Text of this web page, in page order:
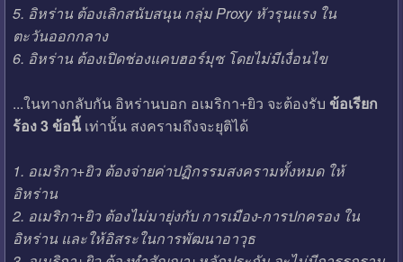
5. อิหร่าน ต้องเลิกสนับสนุน กลุ่ม Proxy หัวรุนแรง ใน
ตะวันออกกลาง
6. อิหร่าน ต้องเปิดช่องแคบฮอร์มุซ โดยไม่มีเงื่อนไข
...ในทางกลับกัน อิหร่านบอก อเมริกา+ยิว จะต้องรับ ข้อเรียก
ร้อง 3 ข้อนี้เท่านั้น สงครามถึงจะยุติได้
1. อเมริกา+ยิว ต้องจ่ายค่าปฏิกรรมสงครามทั้งหมด ให้
อิหร่าน
2. อเมริกา+ยิว ต้องไม่มายุ่งกับ การเมือง-การปกครอง ใน
อิหร่าน และให้อิสระในการพัฒนาอาวุธ